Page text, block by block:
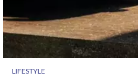
LIFESTYLE